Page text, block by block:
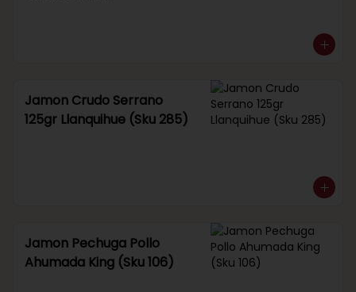
Jamon Crudo Serrano
125gr Llanquihue (Sku 285)
Jamon Pechuga Pollo
Ahumada King (Sku 106)